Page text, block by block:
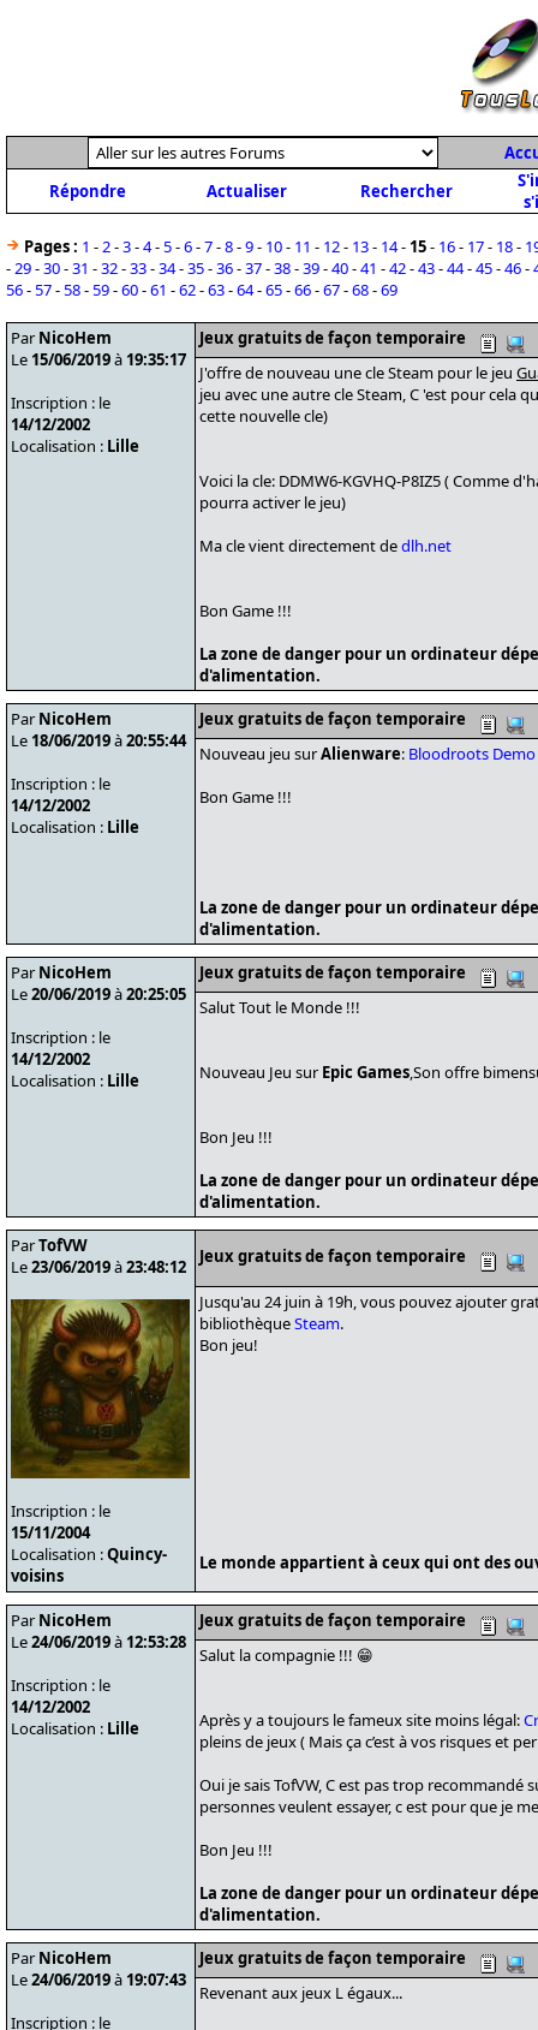
Répondre
Actualiser Rechercher
Pages : 1 -2-3-4-5-6-7-8-9- 10- 11 - 12- 13- 14- 15- 16- 17- 18-
-29-30-31 -32-33-34-35-36-37-38-39-40-41 -42-43-44-45-46-
56-57-58-59-60-61 -62-63-64-65-66-67-68-69
Par NicoHem
Le 15/06/2019à 19:35:17
Inscription : le
14/12/2002
Localisation : Lille
Jeux gratuits de façon temporaire
J'offre de nouveau une cle Steam pour le jeu
jeu avec une autre cle Steam, C 'est pour cela
cette nouvelle cle)
Voici la cle: DDMW6-KGVHQ-P8IZ5 ( Comme
pourra activer le jeu)
Ma cle vient directement dedlh.net
Bon Game !!!
La zone de danger pour un ordinateur
d'alimentation.
Par NicoHem
Le 18/06/2019à20:55:44
Inscription : le
14/12/2002
Localisation : Lille
Jeux gratuits de façon temporaire
Nouveau jeu surAlienware: Bloodroots Demo
Bon Game !!!
La zone de danger pour un ordinateur
d'alimentation.
Par NicoHem
Le20/06/2019à20:25:05
Inscription : le
14/12/2002
Localisation : Lille
Jeux gratuits de façon temporaire
Salut Tout le Monde !!!
Nouveau Jeu sur Epic Games,Son offre
Bon Jeu !!!
La zone de danger pour un ordinateur
d'alimentation.
ParTofVW
Le23/06/2019à23:48:12
Inscription : le
15/11/2004
Localisation :Quincy-
voisins
Jeux gratuits de façon temporaire
Jusqu'au 24 juin à 19h, vous pouvez ajouter
bibliothèqueSteam.
Bon jeu!
Le monde appartient à ceux qui ont des
Par NicoHem
Le24/06/2019à 12:53:28
Inscription : le
14/12/2002
Localisation : Lille
Jeux gratuits de façon temporaire
Salut la compagnie !!! 😁
Après y a toujours le fameux site moins légal:
pleins de jeux ( Mais ça c’est à vos risques et
Oui je sais TofVW, C est pas trop recommandé
personnes veulent essayer, c est pour que je
Bon Jeu !!!
La zone de danger pour un ordinateur
d'alimentation.
Par NicoHem
Le24/06/2019à 19:07:43
Inscription : le
Jeux gratuits de façon temporaire
Revenant aux jeux L égaux...